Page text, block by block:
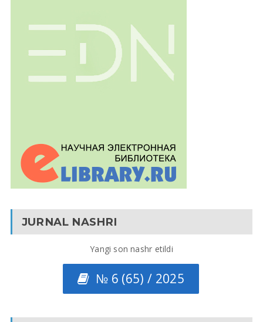
JURNAL NASHRI
Yangi son nashr etildi
№ 6 (65) / 2025